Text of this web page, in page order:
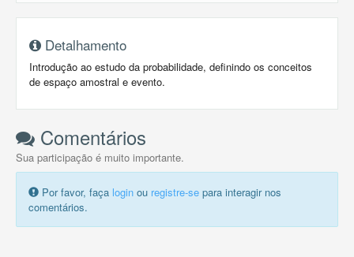
Detalhamento
Introdução ao estudo da probabilidade, definindo os conceitos
de espaço amostral e evento.
Comentários
Sua participação é muito importante.
Por favor, faça login ou registre-se para interagir nos
comentários.